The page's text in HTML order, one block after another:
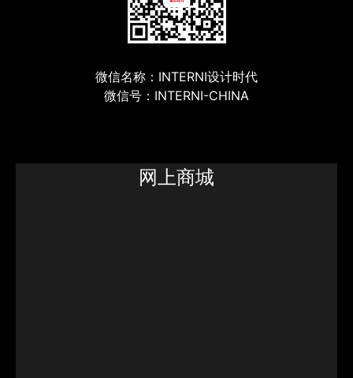
微信名称：INTERNI设计时代
微信号：INTERNI-CHINA
网上商城